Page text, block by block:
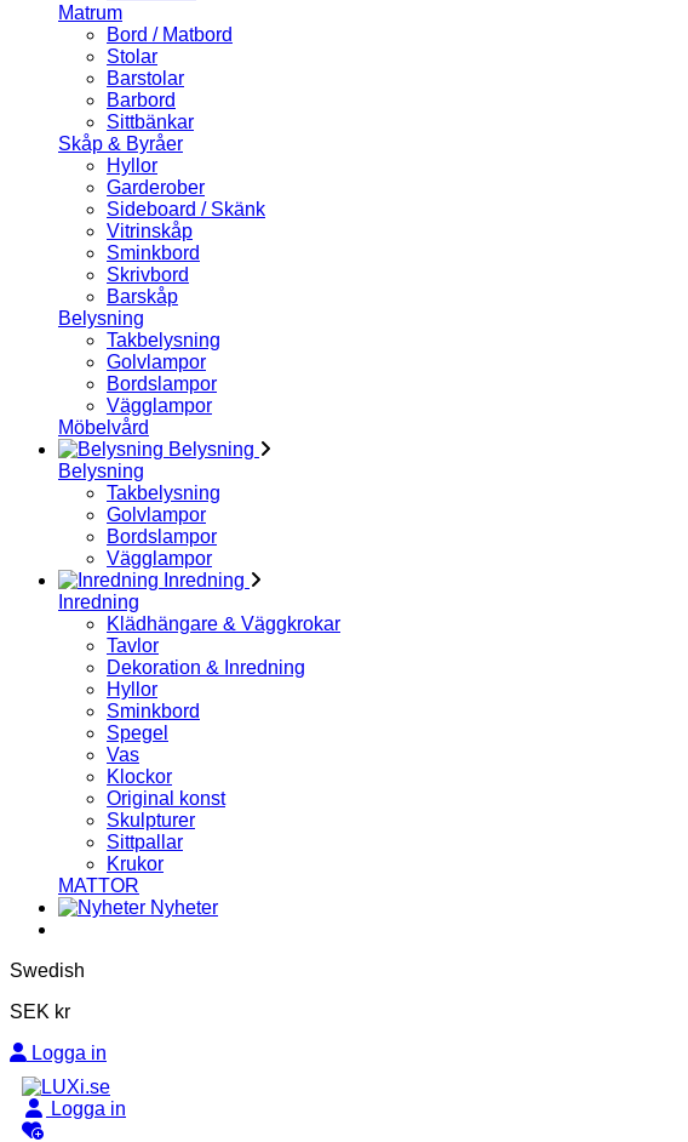
Matrum
Bord / Matbord
Stolar
Barstolar
Barbord
Sittbänkar
Skåp & Byråer
Hyllor
Garderober
Sideboard / Skänk
Vitrinskåp
Sminkbord
Skrivbord
Barskåp
Belysning
Takbelysning
Golvlampor
Bordslampor
Vägglampor
Möbelvård
Belysning
Belysning
Takbelysning
Golvlampor
Bordslampor
Vägglampor
Inredning
Inredning
Klädhängare & Väggkrokar
Tavlor
Dekoration & Inredning
Hyllor
Sminkbord
Spegel
Vas
Klockor
Original konst
Skulpturer
Sittpallar
Krukor
MATTOR
Nyheter
Swedish
SEK kr
Logga in
Logga in